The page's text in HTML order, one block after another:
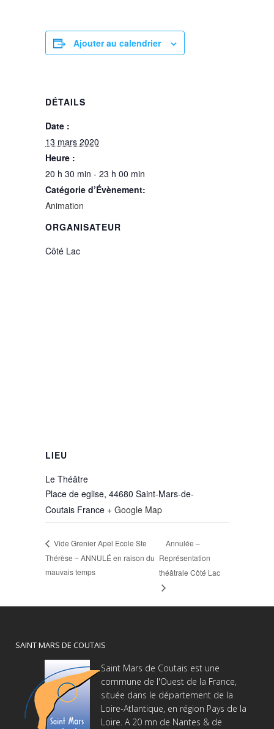
Ajouter au calendrier
DÉTAILS
Date :
13 mars 2020
Heure :
20 h 30 min - 23 h 00 min
Catégorie d’Évènement:
Animation
ORGANISATEUR
Côté Lac
LIEU
Le Théâtre
Place de eglise, 44680 Saint-Mars-de-
Coutais France + Google Map
Vide Grenier Apel Ecole Ste
Thérèse – ANNULÉ en raison du
mauvais temps
Annulée –
Représentation
théâtrale Côté Lac
SAINT MARS DE COUTAIS
Saint Mars de Coutais est une
commune de l'Ouest de la France,
située dans le département de la
Loire-Atlantique, en région Pays de la
Loire. A 20 mn de Nantes & de